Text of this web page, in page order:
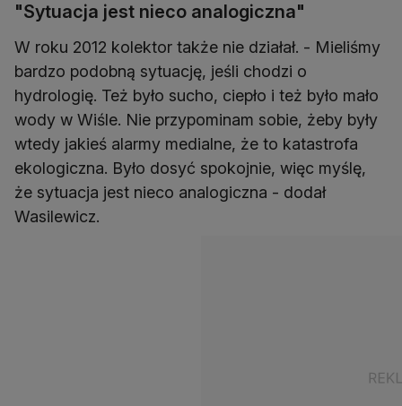
"Sytuacja jest nieco analogiczna"
W roku 2012 kolektor także nie działał. - Mieliśmy
bardzo podobną sytuację, jeśli chodzi o
hydrologię. Też było sucho, ciepło i też było mało
wody w Wiśle. Nie przypominam sobie, żeby były
wtedy jakieś alarmy medialne, że to katastrofa
ekologiczna. Było dosyć spokojnie, więc myślę,
że sytuacja jest nieco analogiczna - dodał
Wasilewicz.